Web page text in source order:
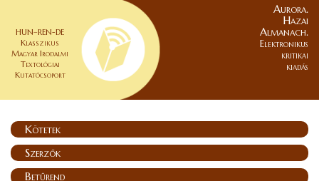
HUN–REN-DE
Klasszikus
Magyar Irodalmi
Textológiai
Kutatócsoport
Aurora.
Hazai
Almanach.
Elektronikus
kritikai
kiadás
Kötetek
Szerzők
Betűrend